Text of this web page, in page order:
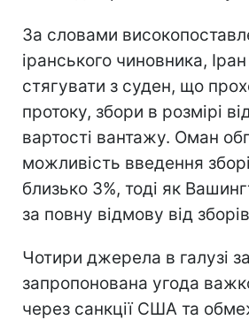
За словами
іранського чиновника,
стягувати з суден, що
протоку, збори в розмірі
вартості вантажу. Оман
можливість введення
близько 3%, тоді як
за повну відмову від
Чотири джерела в галузі
запропонована угода
через санкції США та